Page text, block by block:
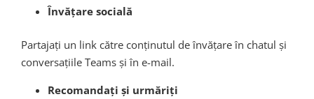
Învățare socială
Partajați un link către conținutul de învățare în chatul și
conversațiile Teams și în e-mail.
Recomandați și urmăriți